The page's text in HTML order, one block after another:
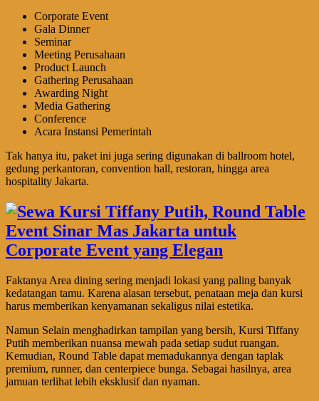
Corporate Event
Gala Dinner
Seminar
Meeting Perusahaan
Product Launch
Gathering Perusahaan
Awarding Night
Media Gathering
Conference
Acara Instansi Pemerintah
Tak hanya itu, paket ini juga sering digunakan di ballroom hotel,
gedung perkantoran, convention hall, restoran, hingga area
hospitality Jakarta.
Faktanya Area dining sering menjadi lokasi yang paling banyak
kedatangan tamu. Karena alasan tersebut, penataan meja dan kursi
harus memberikan kenyamanan sekaligus nilai estetika.
Namun Selain menghadirkan tampilan yang bersih, Kursi Tiffany
Putih memberikan nuansa mewah pada setiap sudut ruangan.
Kemudian, Round Table dapat memadukannya dengan taplak
premium, runner, dan centerpiece bunga. Sebagai hasilnya, area
jamuan terlihat lebih eksklusif dan nyaman.